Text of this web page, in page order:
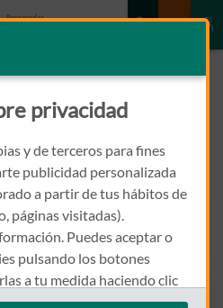
ELENA
225 881
Llamar a AGUILAR GARCIA,
privacidad
y de terceros para fines
publicidad personalizada
a partir de tus hábitos de
páginas visitadas).
Puedes aceptar o
pulsando los botones
a tu medida haciendo clic
.